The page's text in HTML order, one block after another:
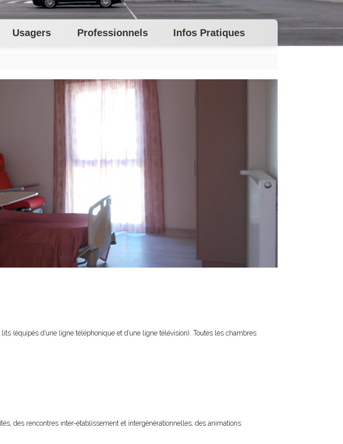
Usagers Professionnels Infos Pratiques
(équipés d’une ligne téléphonique et d’une ligne télévision). Toutes les chambres
des rencontres inter-établissement et intergénérationnelles, des animations